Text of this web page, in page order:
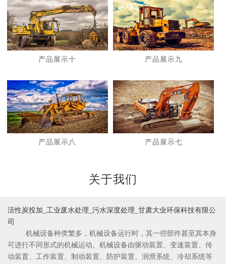
2
产品展示十 产品展示九
产品展示八 产品展示七
关于我们
活性炭投加_工业废水处理_污水深度处理_甘肃大业环保科技有限公
司
机械设备种类繁多，机械设备运行时，其一些部件甚至其本身
可进行不同形式的机械运动。机械设备由驱动装置、变速装置、传
动装置、工作装置、制动装置、防护装置、润滑系统、冷却系统等